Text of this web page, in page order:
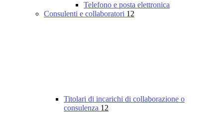
Telefono e posta elettronica
Consulenti e collaboratori 12
Titolari di incarichi di collaborazione o
consulenza 12